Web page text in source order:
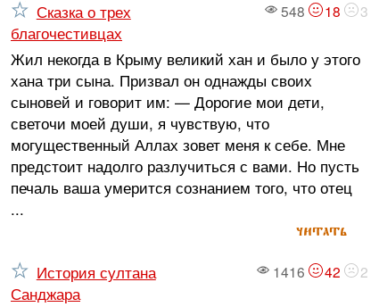
548 18 3
Сказка о трех
благочестивцах
Жил некогда в Крыму великий хан и было у этого
хана три сына. Призвал он однажды своих
сыновей и говорит им: — Дорогие мои дети,
светочи моей души, я чувствую, что
могущественный Аллах зовет меня к себе. Мне
предстоит надолго разлучиться с вами. Но пусть
печаль ваша умерится сознанием того, что отец
...
читать
1416 42 2
История султана
Санджара